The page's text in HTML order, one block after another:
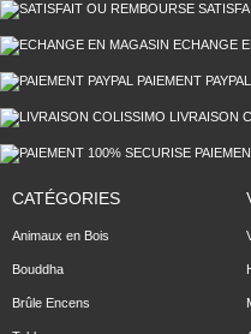
ECHANGE
PAIEMENT PAYPAL
LIVRAISON
CATÉGORIES
Animaux en Bois
Bouddha
Brûle Encens